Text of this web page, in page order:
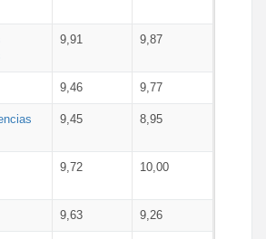
9,91 9,87
9,46 9,77
9,45 8,95
9,72 10,00
9,63 9,26